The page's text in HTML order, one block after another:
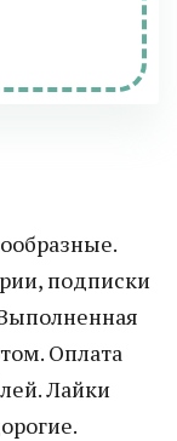
подписки
Оплата
Лайки